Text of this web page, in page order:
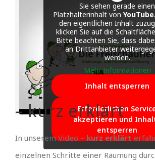
Sie sehen gerade einen
Platzhalterinhalt von YouTube
den eigentlichen Inhalt
klicken Sie auf die
Bitte beachten Sie, dass
an Drittanbieter
werden.
Mehr Informationen
Inhalt entsperren
Erforderlichen
akzeptieren und
entsperren
– kurz erklärt
In unserem Video – kurz erklärt
einzelnen Schritte einer Räumung